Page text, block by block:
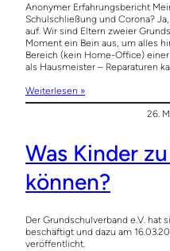
Anonymer Erfahrungsbericht
Schulschließung und Corona?
auf. Wir sind Eltern zweier
Moment ein Bein aus, um alles
Bereich (kein Home-Office)
als Hausmeister – Reparaturen
Weiterlesen »
26.
Was Kinder
können?
Der Grundschulverband e.V. hat
beschäftigt und dazu am
veröffentlicht.